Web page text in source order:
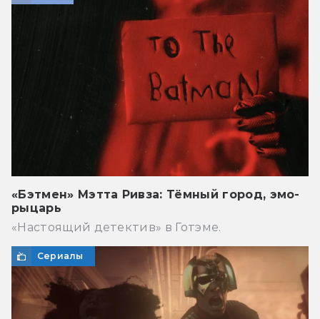
«Бэтмен» Мэтта Ривза: Тёмный город, эмо-
рыцарь
«Настоящий детектив» в Готэме.
Сериалы